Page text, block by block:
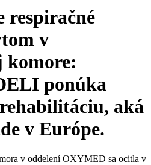
respiračné
v
komore:
ponúka
aká
v Európe.
v oddelení OXYMED sa ocitla v